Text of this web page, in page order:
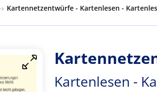
Kartennetzentwürfe - Kartenlesen -
Kartenlesen -